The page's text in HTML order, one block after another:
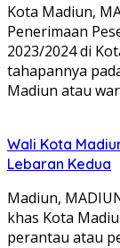
Kota Madiun,
Penerimaan
2023/2024 di
tahapannya
Madiun atau
Wali Kota
Lebaran Kedua
Madiun,
khas Kota
perantau atau